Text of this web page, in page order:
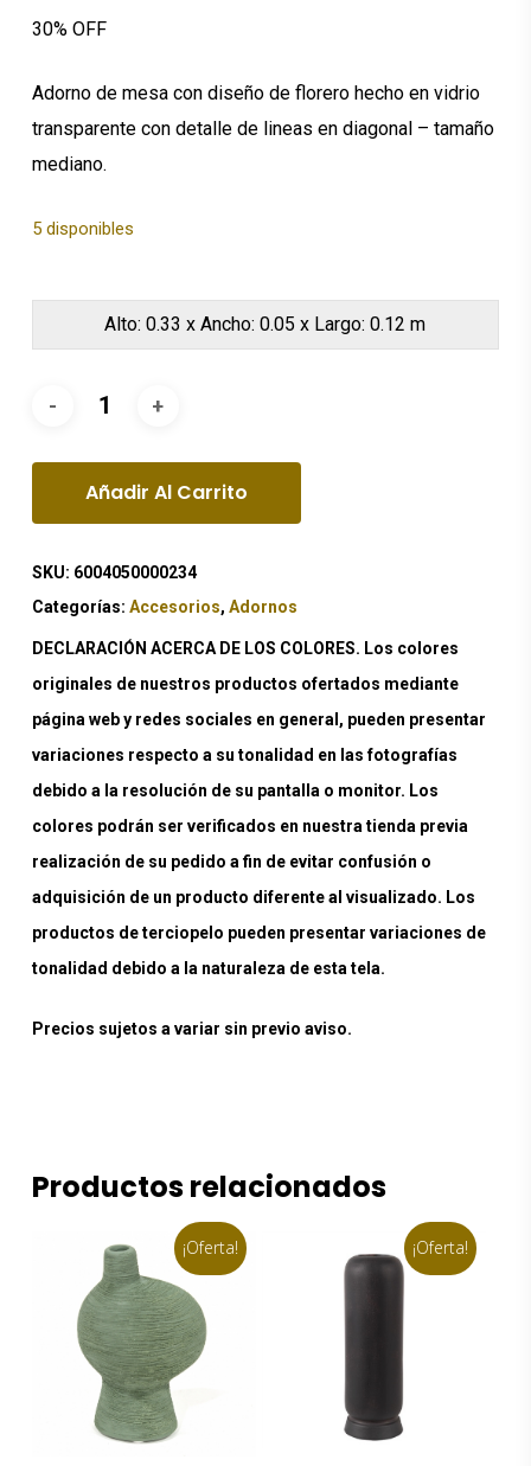
$139.05.$97.34.
30% OFF
Adorno de mesa con diseño de florero hecho en vidrio
transparente con detalle de lineas en diagonal – tamaño
mediano.
5 disponibles
Alto: 0.33 x Ancho: 0.05 x Largo: 0.12 m
Añadir Al Carrito
SKU: 6004050000234
Categorías: Accesorios, Adornos
DECLARACIÓN ACERCA DE LOS COLORES. Los colores
originales de nuestros productos ofertados mediante
página web y redes sociales en general, pueden presentar
variaciones respecto a su tonalidad en las fotografías
debido a la resolución de su pantalla o monitor. Los
colores podrán ser verificados en nuestra tienda previa
realización de su pedido a fin de evitar confusión o
adquisición de un producto diferente al visualizado. Los
productos de terciopelo pueden presentar variaciones de
tonalidad debido a la naturaleza de esta tela.
Precios sujetos a variar sin previo aviso.
Productos relacionados
¡Oferta! ¡Oferta!